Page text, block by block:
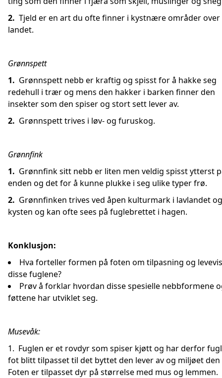
2. Tjeld er en art du ofte finner i kystnære områder over
landet.
Grønnspett
1. Grønnspett nebb er kraftig og spisst for å hakke seg
redehull i trær og mens den hakker i barken finner den
insekter som den spiser og stort sett lever av.
2. Grønnspett trives i løv- og furuskog.
Grønnfink
1. Grønnfink sitt nebb er liten men veldig spisst ytterst
enden og det for å kunne plukke i seg ulike typer frø.
2. Grønnfinken trives ved åpen kulturmark i lavlandet
kysten og kan ofte sees på fuglebrettet i hagen.
Konklusjon:
Hva forteller formen på foten om tilpasning og
disse fuglene?
Prøv å forklar hvordan disse spesielle nebbformene
føttene har utviklet seg.
Musevåk:
1. Fuglen er et rovdyr som spiser kjøtt og har derfor
fot blitt tilpasset til det byttet den lever av og miljøet den
Foten er tilpasset dyr på størrelse med mus og lemmen.